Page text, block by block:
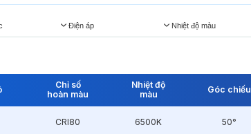
Điện áp Nhiệt độ màu
Chỉ số
hoàn màu
Nhiệt độ
màu
Góc chiếu
CRI80 6500K 50°